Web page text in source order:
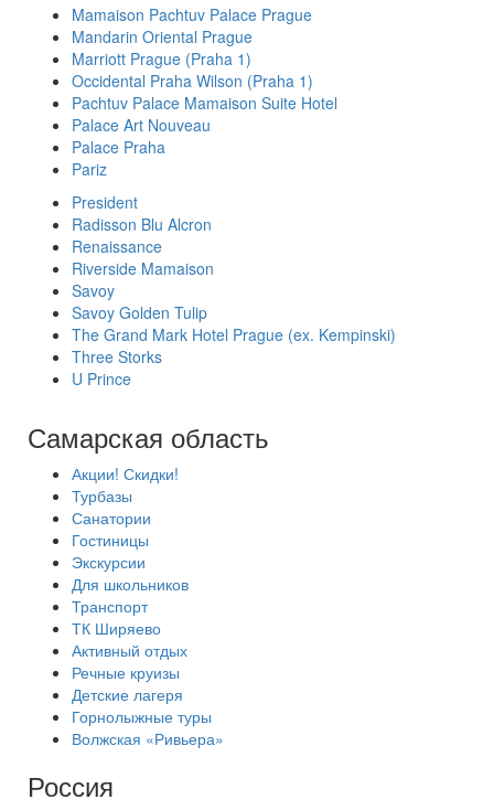
Mamaison Pachtuv Palace Prague
Mandarin Oriental Prague
Marriott Prague (Praha 1)
Occidental Praha Wilson (Praha 1)
Pachtuv Palace Mamaison Suite Hotel
Palace Art Nouveau
Palace Praha
Pariz
President
Radisson Blu Alcron
Renaissance
Riverside Mamaison
Savoy
Savoy Golden Tulip
The Grand Mark Hotel Prague (ex. Kempinski)
Three Storks
U Prince
Самарская область
Акции! Скидки!
Турбазы
Санатории
Гостиницы
Экскурсии
Для школьников
Транспорт
ТК Ширяево
Активный отдых
Речные круизы
Детские лагеря
Горнолыжные туры
Волжская «Ривьера»
Россия